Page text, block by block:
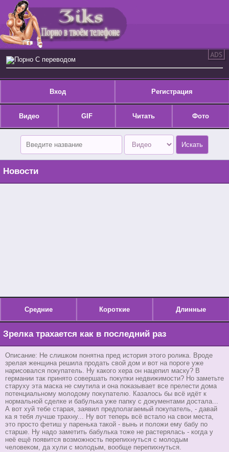
Порно С переводом
Вход Регистрация
Видео GIF Читать Фото
Новости
Средние Короткие Длинные
Зрелка трахается как в последний раз
Описание: Не слишком понятна пред история этого ролика. Вроде
зрелая женщина решила продать свой дом и вот на пороге уже
нарисовался покупатель. Ну какого хера он нацепил маску? В
германии так принято совершать покупки недвижимости? Но заметьте
старуху эта маска не смутила и она показывает все прелести дома
потенциальному молодому покупателю. Казалось бы всё идёт к
нормальной сделке и бабулька уже папку с документами достала...
А вот хуй тебе старая, заявил предполагаемый покупатель, - давай
ка я тебя лучше трахну... Ну вот теперь всё встало на свои места,
это просто фетиш у паренька такой - вынь и положи ему бабу по
старше. Ну надо заметить бабулька тоже не растерялась - когда у
неё ещё появится возможность перепихнуться с молодым
человеком, да хули с молодым, вообще перепихнуться.